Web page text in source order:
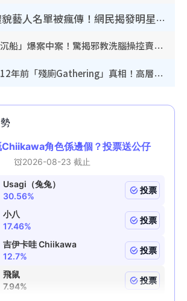
8大最冇禮貌藝人名單被瘋傳！網民揭發明星真面目 一致數臭呢位係無品天花板？
銀行高層「沉船」爆案中案！驚揭邪教洗腦操控賣淫被吞600萬 幕後黑手講多錯多
林芊妤親解12年前「殘廁Gathering」真相！高層解約一句話重創尊嚴至今拒返TVB